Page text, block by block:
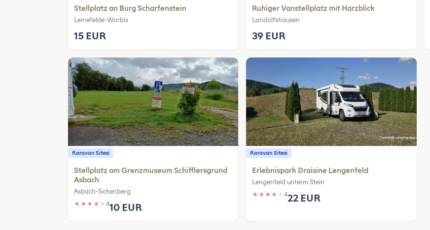
Stellplatz an Burg Scharfenstein
Leinefelde-Worbis
15 EUR
Ruhiger Vanstellplatz mit Harzblick
Landolfshausen
39 EUR
Karavan Sitesi
Stellplatz am Grenzmuseum Schifflersgrund
Asbach
Asbach-Sickenberg
★ ★ ★ ★ ★ 410 EUR
Karavan Sitesi
Erlebnispark Draisine Lengenfeld
Lengenfeld unterm Stein
★ ★ ★ ★ ★422 EUR